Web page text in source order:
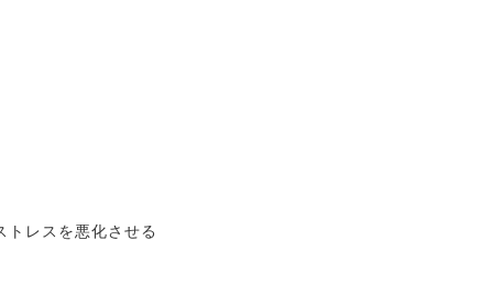
レスを悪化させる